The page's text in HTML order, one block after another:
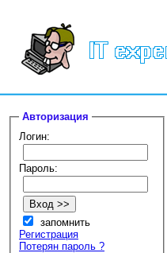
Авторизация
Логин:
Пароль:
запомнить
Регистрация
Потерян пароль ?